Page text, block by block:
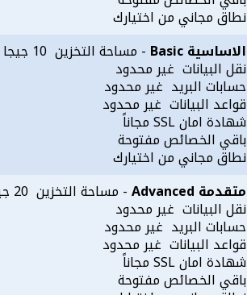
نطاق مجاني من اختيارك
الاساسية Basic
- مساحة التخزين 10 جيجا
نقل البيانات غير محدود
حسابات البريد غير محدود
قواعد البيانات غير محدود
شهادة امان SSL مجاناً
باقي الخصائص مفتوحة
نطاق مجاني من اختيارك
متقدمة Advanced
- مساحة التخزين 20 جيجا
نقل البيانات غير محدود
حسابات البريد غير محدود
قواعد البيانات غير محدود
شهادة امان SSL مجاناً
باقي الخصائص مفتوحة